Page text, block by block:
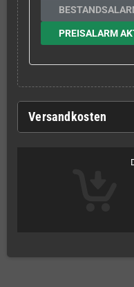
PREISALARM
Versandkosten